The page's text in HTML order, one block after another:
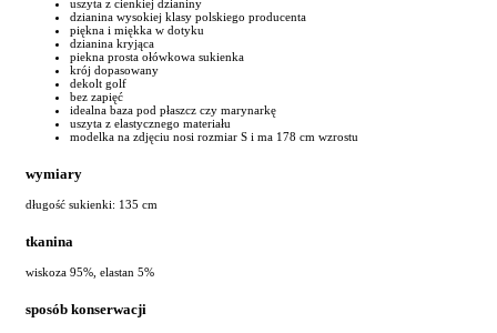
uszyta z cienkiej dzianiny
dzianina wysokiej klasy polskiego producenta
piękna i miękka w dotyku
dzianina kryjąca
piekna prosta ołówkowa sukienka
krój dopasowany
dekolt golf
bez zapięć
idealna baza pod płaszcz czy marynarkę
uszyta z elastycznego materiału
modelka na zdjęciu nosi rozmiar S i ma 178 cm wzrostu
wymiary
długość sukienki: 135 cm
tkanina
wiskoza 95%, elastan 5%
sposób konserwacji